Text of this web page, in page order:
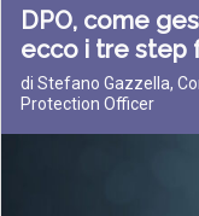
DPO, come
ecco i tre step
di Stefano Gazzella,
Protection Officer